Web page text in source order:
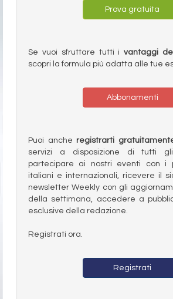
Prova gratuita
Se vuoi sfruttare tutti ivantaggi
scopri la formula più adatta alle tue
Abbonamenti
Puoi anche registrarti
servizi a disposizione di tutti
partecipare ai nostri eventi con i
italiani e internazionali, ricevere il
newsletter Weekly con gli
della settimana, accedere a
esclusive della redazione.
Registrati ora.
Registrati